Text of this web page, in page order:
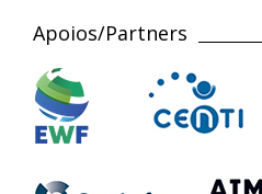
Apoios/Partners